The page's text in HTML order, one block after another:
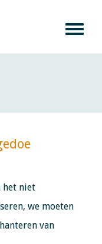
het niet
we moeten
van